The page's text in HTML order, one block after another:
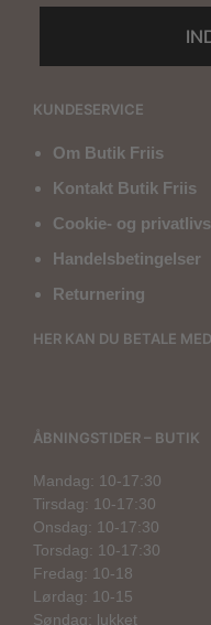
KUNDESERVICE
Om Butik Friis
Kontakt Butik Friis
Cookie- og
Handelsbetingelser
Returnering
HER KAN DU BETALE MED
ÅBNINGSTIDER – BUTIK
Mandag: 10-17:30
Tirsdag: 10-17:30
Onsdag: 10-17:30
Torsdag: 10-17:30
Fredag: 10-18
Lørdag: 10-15
Søndag: lukket